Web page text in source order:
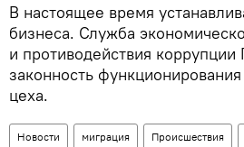
В настоящее время
бизнеса. Служба
и противодействия
законность
цеха.
Новости миграция Происшествия